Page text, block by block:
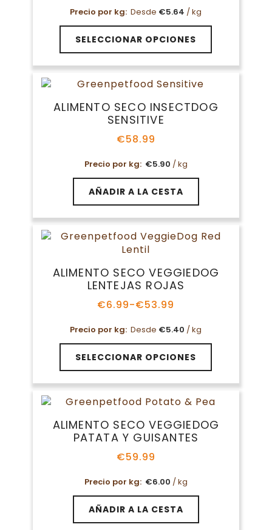
en
la
página
de
producto
precios:
desde
€3.06
hasta
Precio por kg: Desde €5.64 / kg
SELECCIONAR OPCIONES
Este
producto
tiene
múltiples
variantes.
opciones
página
de
producto
ALIMENTO SECO INSECTDOG
SENSITIVE
€58.99
Precio por kg: €5.90 / kg
AÑADIR A LA CESTA
ALIMENTO SECO VEGGIEDOG
LENTEJAS ROJAS
€6.99-€53.99
Rango
precios:
desde
€6.99
hasta
Precio por kg: Desde €5.40 / kg
SELECCIONAR OPCIONES
Este
producto
tiene
múltiples
variantes.
opciones
página
de
ALIMENTO SECO VEGGIEDOG
PATATA Y GUISANTES
€59.99
Precio por kg: €6.00 / kg
AÑADIR A LA CESTA